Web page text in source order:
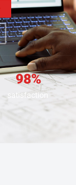
98%
satisfaction